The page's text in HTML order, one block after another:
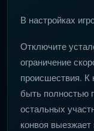
В настройках
Отключите
ограничение
происшествия. К
быть полностью
остальных
конвоя